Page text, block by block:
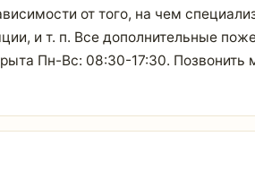
от того, на чем
и т. п. Все дополнительные
Пн-Вс: 08:30-17:30.